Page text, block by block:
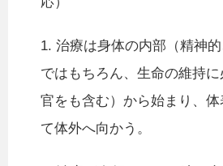
1. 治療は身体の内部（精神
ではもちろん、生命の維持
官をも含む）から始まり、
て体外へ向かう。